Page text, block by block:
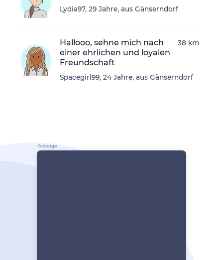
Lydia97, 29 Jahre, aus Gänserndorf
Hallooo, sehne mich nach
einer ehrlichen und loyalen
Freundschaft
Spacegirl99, 24 Jahre, aus Gänserndorf
38 km